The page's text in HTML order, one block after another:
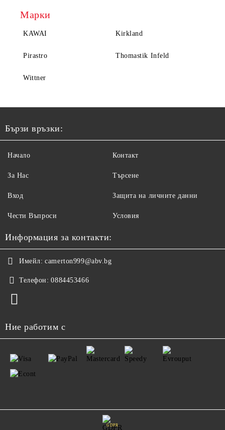
Марки
KAWAI Kirkland
Pirastro Thomastik Infeld
Wittner
Бързи връзки:
Начало
За Нас
Вход
Чести Въпроси
Контакт
Търсене
Защита на личните данни
Условия
Информация за контакти:
Имейл: camerton999@abv.bg
Телефон: 0884453466
Ние работим с
GDPR